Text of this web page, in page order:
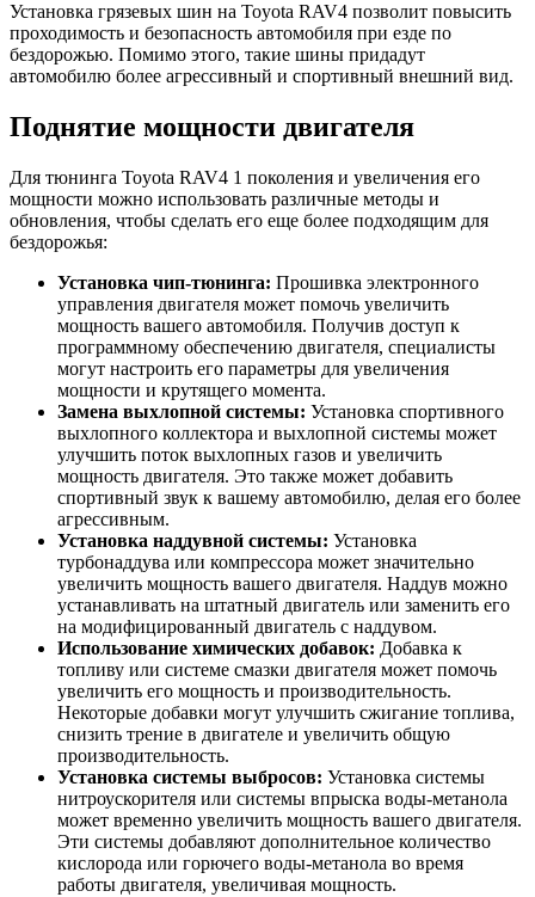
Установка грязевых шин на Toyota RAV4 позволит повысить
проходимость и безопасность автомобиля при езде по
бездорожью. Помимо этого, такие шины придадут
автомобилю более агрессивный и спортивный внешний вид.
Поднятие мощности двигателя
Для тюнинга Toyota RAV4 1 поколения и увеличения его
мощности можно использовать различные методы и
обновления, чтобы сделать его еще более подходящим для
бездорожья:
Установка чип-тюнинга: Прошивка электронного
управления двигателя может помочь увеличить
мощность вашего автомобиля. Получив доступ к
программному обеспечению двигателя, специалисты
могут настроить его параметры для увеличения
мощности и крутящего момента.
Замена выхлопной системы: Установка спортивного
выхлопного коллектора и выхлопной системы может
улучшить поток выхлопных газов и увеличить
мощность двигателя. Это также может добавить
спортивный звук к вашему автомобилю, делая его более
агрессивным.
Установка наддувной системы: Установка
турбонаддува или компрессора может значительно
увеличить мощность вашего двигателя. Наддув можно
устанавливать на штатный двигатель или заменить его
на модифицированный двигатель с наддувом.
Использование химических добавок: Добавка к
топливу или системе смазки двигателя может помочь
увеличить его мощность и производительность.
Некоторые добавки могут улучшить сжигание топлива,
снизить трение в двигателе и увеличить общую
производительность.
Установка системы выбросов: Установка системы
нитроускорителя или системы впрыска воды-метанола
может временно увеличить мощность вашего двигателя.
Эти системы добавляют дополнительное количество
кислорода или горючего воды-метанола во время
работы двигателя, увеличивая мощность.